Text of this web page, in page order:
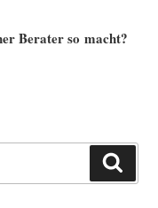
Berater so macht?